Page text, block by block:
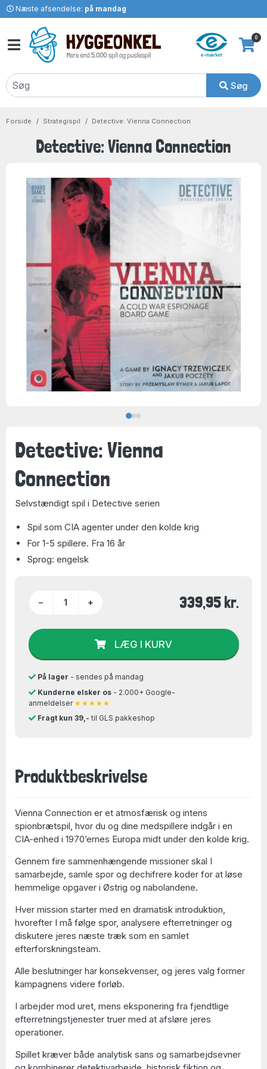
Næste afsendelse: på mandag
Søg
0
Forside Strategispil Detective: Vienna Connection
Detective: Vienna Connection
Detective: Vienna
Connection
Selvstændigt spil i Detective serien
Spil som CIA agenter under den kolde krig
For 1-5 spillere. Fra 16 år
Sprog: engelsk
− + 339,95 kr.
LÆG I KURV
På lager - sendes på mandag
Kunderne elsker os- 2.000+ Google-
anmeldelser ★★★★★
Fragt kun 39,- til GLS pakkeshop
Produktbeskrivelse
Vienna Connection er et atmosfærisk og intens
spionbrætspil, hvor du og dine medspillere indgår i en
CIA-enhed i 1970’ernes Europa midt under den kolde krig.
Gennem fire sammenhængende missioner skal I
samarbejde, samle spor og dechifrere koder for at løse
hemmelige opgaver i Østrig og nabolandene.
Hver mission starter med en dramatisk introduktion,
hvorefter I må følge spor, analysere efterretninger og
diskutere jeres næste træk som en samlet
efterforskningsteam.
Alle beslutninger har konsekvenser, og jeres valg former
kampagnens videre forløb.
I arbejder mod uret, mens eksponering fra fjendtlige
efterretningstjenester truer med at afsløre jeres
operationer.
Spillet kræver både analytisk sans og samarbejdsevner